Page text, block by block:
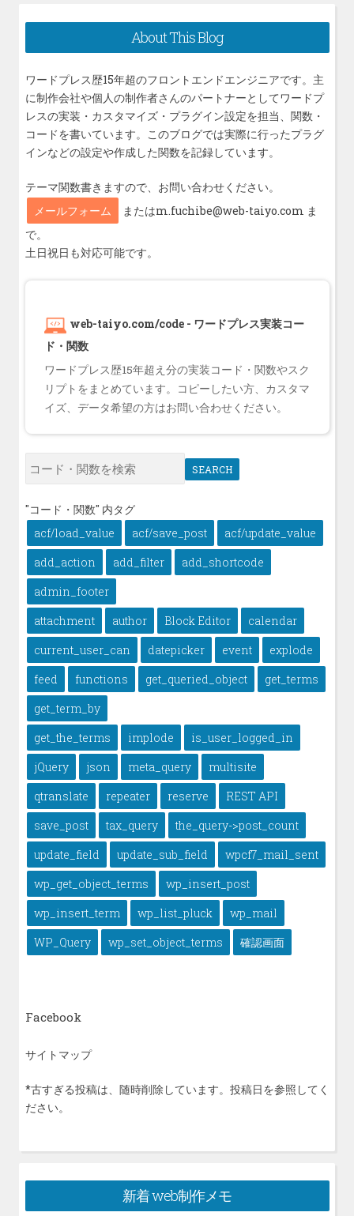
シ
ョ
ン
About This Blog
ワードプレス歴15年超のフロントエンドエンジニアです。主
に制作会社や個人の制作者さんのパートナーとしてワードプ
レスの実装・カスタマイズ・プラグイン設定を担当、関数・
コードを書いています。このブログでは実際に行ったプラグ
インなどの設定や作成した関数を記録しています。
テーマ関数書きますので、お問い合わせください。
メールフォーム
またはm.fuchibe@web-taiyo.com ま
で。
土日祝日も対応可能です。
web-taiyo.com/code - ワードプレス実装コー
ド・関数
ワードプレス歴15年超え分の実装コード・関数やスク
リプトをまとめています。コピーしたい方、カスタマ
イズ、データ希望の方はお問い合わせください。
SEARCH
"コード・関数" 内タグ
acf/load_value
acf/save_post
acf/update_value
add_action
add_filter
add_shortcode
admin_footer
attachment
author Block Editor
calendar
current_user_can
datepicker event
explode
feed
functions get_queried_object
get_terms
get_term_by
get_the_terms
implode
is_user_logged_in
jQuery
json meta_query
multisite
qtranslate
repeater reserve
REST API
save_post
tax_query
the_query->post_count
update_field
update_sub_field
wpcf7_mail_sent
wp_get_object_terms
wp_insert_post
wp_insert_term
wp_list_pluck
wp_mail
WP_Query
wp_set_object_terms 確認画面
Facebook
サイトマップ
*古すぎる投稿は、随時削除しています。投稿日を参照してく
ださい。
新着 web制作メモ